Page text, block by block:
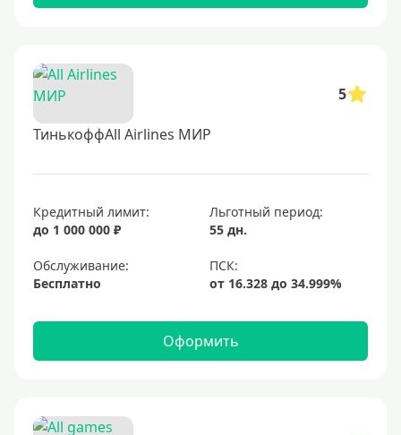
5
ТинькоффAll Airlines МИР
Кредитный лимит:
до 1 000 000 ₽
Льготный период:
55 дн.
Обслуживание:
Бесплатно
Оформить